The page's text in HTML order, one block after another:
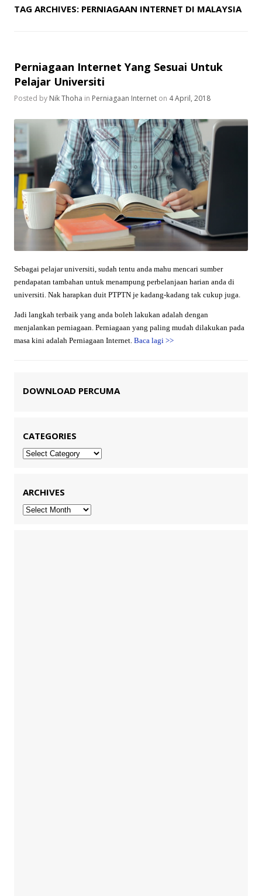
TAG ARCHIVES: PERNIAGAAN INTERNET DI MALAYSIA
Perniagaan Internet Yang Sesuai Untuk
Pelajar Universiti
Posted by Nik Thoha in Perniagaan Internet on 4 April, 2018
Sebagai pelajar universiti, sudah tentu anda mahu mencari sumber
pendapatan tambahan untuk menampung perbelanjaan harian anda di
universiti. Nak harapkan duit PTPTN je kadang-kadang tak cukup juga.
Jadi langkah terbaik yang anda boleh lakukan adalah dengan
menjalankan perniagaan. Perniagaan yang paling mudah dilakukan pada
masa kini adalah Perniagaan Internet. Baca lagi >>
DOWNLOAD PERCUMA
CATEGORIES
Categories
ARCHIVES
Archives